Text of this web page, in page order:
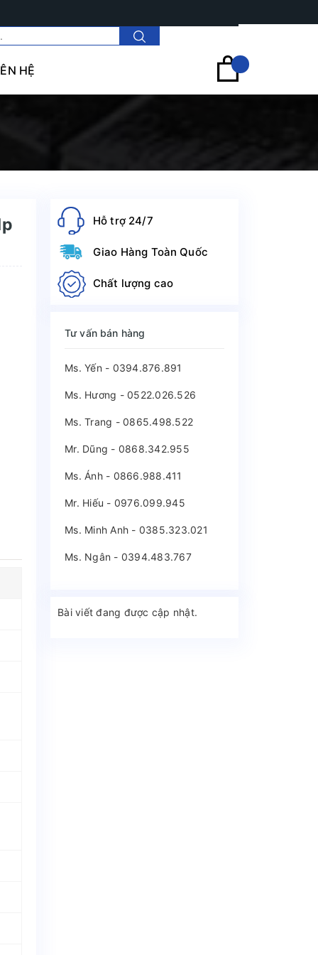
HỆ
Hỗ trợ 24/7
Giao Hàng Toàn Quốc
Chất lượng cao
Tư vấn bán hàng
Ms. Yến - 0394.876.891
Ms. Hương - 0522.026.526
Ms. Trang - 0865.498.522
Mr. Dũng - 0868.342.955
Ms. Ánh - 0866.988.411
Mr. Hiếu - 0976.099.945
Ms. Minh Anh - 0385.323.021
Ms. Ngân - 0394.483.767
Bài viết đang được cập nhật.